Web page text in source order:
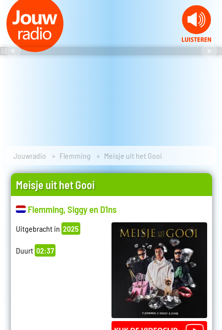
Jouwradio Flemming Meisje uit het Gooi
Meisje uit het Gooi
Flemming, Siggy en D1ns
Uitgebracht in 2025
Duurt 02:37